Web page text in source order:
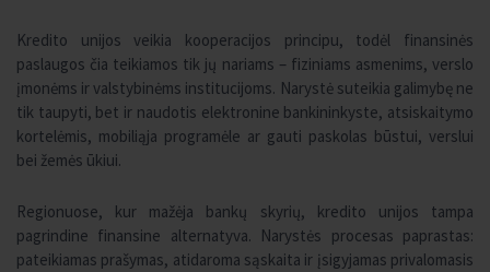
Kredito unijos veikia kooperacijos principu, todėl finansinės
paslaugos čia teikiamos tik jų nariams – fiziniams asmenims, verslo
įmonėms ir valstybinėms institucijoms. Narystė suteikia galimybę ne
tik taupyti, bet ir naudotis elektronine bankininkyste, atsiskaitymo
kortelėmis, mobiliąja programėle ar gauti paskolas būstui, verslui
bei žemės ūkiui.
Regionuose, kur mažėja bankų skyrių, kredito unijos tampa
pagrindine finansine alternatyva. Narystės procesas paprastas:
pateikiamas prašymas, atidaroma sąskaita ir įsigyjamas privalomasis